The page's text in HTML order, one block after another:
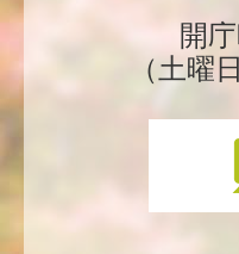
開
（土曜